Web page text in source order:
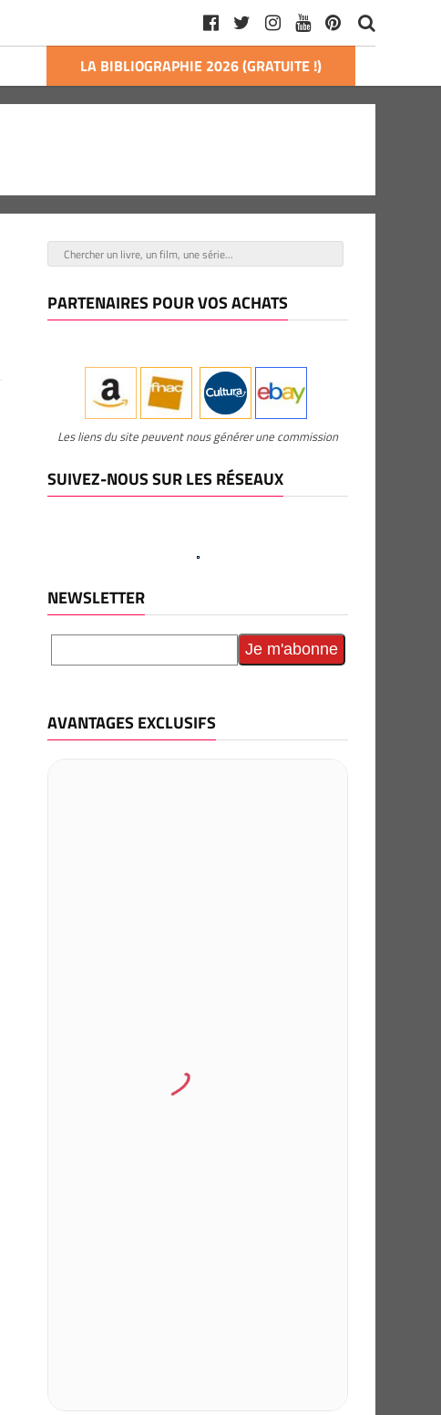
LA BIBLIOGRAPHIE 2026 (GRATUITE !)
PARTENAIRES POUR VOS ACHATS
Les liens du site peuvent nous générer une commission
SUIVEZ-NOUS SUR LES RÉSEAUX
NEWSLETTER
AVANTAGES EXCLUSIFS